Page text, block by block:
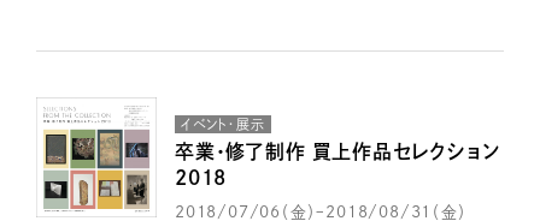
イベント・展示
卒業・修了制作 買上作品セレクション
2018
2018/07/06（金）ｰ2018/08/31（金）